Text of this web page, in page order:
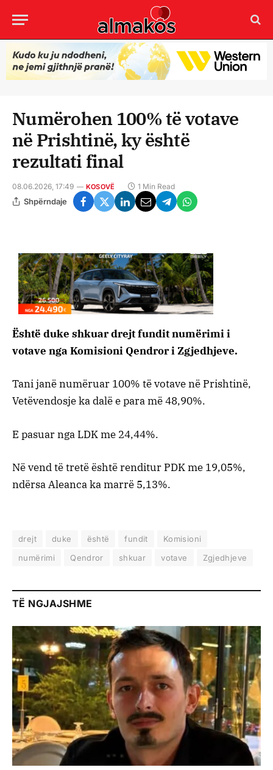
Numërohen 100% të votave
në Prishtinë, ky është
rezultati final
08.06.2026, 17:49 KOSOVË 1 Min Read
Shpërndaje
Është duke shkuar drejt fundit numërimi i
votave nga Komisioni Qendror i Zgjedhjeve.
Tani janë numëruar 100% të votave në Prishtinë,
Vetëvendosje ka dalë e para më 48,90%.
E pasuar nga LDK me 24,44%.
Në vend të tretë është renditur PDK me 19,05%,
ndërsa Aleanca ka marrë 5,13%.
drejt duke është fundit
Komisioni
numërimi
Qendror shkuar votave Zgjedhjeve
TË NGJAJSHME